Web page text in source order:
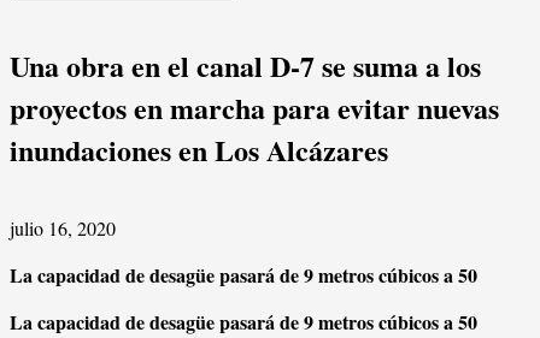
Una obra en el canal D-7 se suma a los
proyectos en marcha para evitar nuevas
inundaciones en Los Alcázares
julio 16, 2020
La capacidad de desagüe pasará de 9 metros cúbicos a 50
La capacidad de desagüe pasará de 9 metros cúbicos a 50